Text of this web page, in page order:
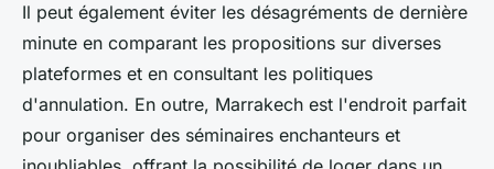
Il peut également éviter les désagréments de dernière
minute en comparant les propositions sur diverses
plateformes et en consultant les politiques
d'annulation. En outre, Marrakech est l'endroit parfait
pour organiser des séminaires enchanteurs et